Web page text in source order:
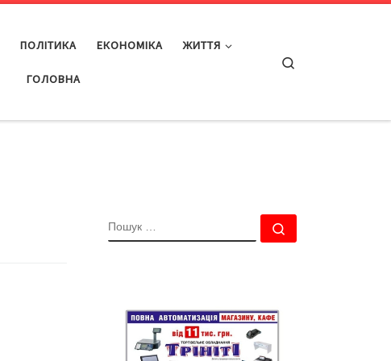
ПОЛІТИКА ЕКОНОМІКА ЖИТТЯ
ГОЛОВНА
ПОШУК